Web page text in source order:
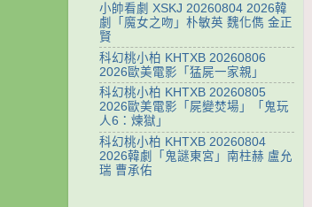
小帥看劇 XSKJ 20260804 2026韓
劇「魔女之吻」朴敏英 魏化儁 金正
賢
科幻桃小柏 KHTXB 20260806
2026歐美電影「猛屍一家親」
科幻桃小柏 KHTXB 20260805
2026歐美電影「屍變焚場」「鬼玩
人6：煉獄」
科幻桃小柏 KHTXB 20260804
2026韓劇「鬼謎東宮」南柱赫 盧允
瑞 曹承佑